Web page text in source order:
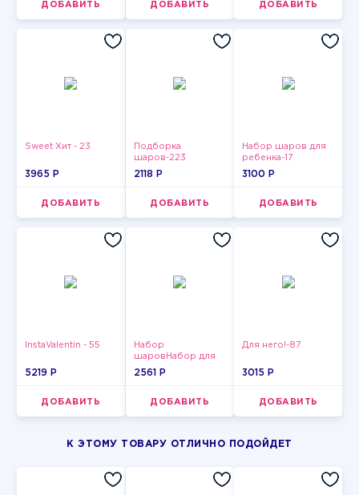
ДОБАВИТЬ ДОБАВИТЬ ДОБАВИТЬ
Sweet Хит - 23
3965 P
ДОБАВИТЬ
Подборка
шаров-223
2118 P
ДОБАВИТЬ
Набор шаров для
ребенка-17
3100 P
ДОБАВИТЬ
InstaValentin - 55
5219 P
ДОБАВИТЬ
Набор
шаровНабор для
мужчин-12
2561 P
ДОБАВИТЬ
Для него!-87
3015 P
ДОБАВИТЬ
К ЭТОМУ ТОВАРУ ОТЛИЧНО ПОДОЙДЕТ